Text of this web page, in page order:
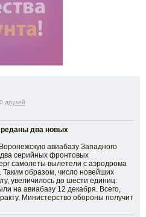
друзей
два новых
авиабазу Западного
серийных фронтовых
самолеты вылетели с аэродрома
Таким образом, число новейших
увеличилось до шести единиц:
на авиабазу 12 декабря. Всего,
Министерство обороны получит